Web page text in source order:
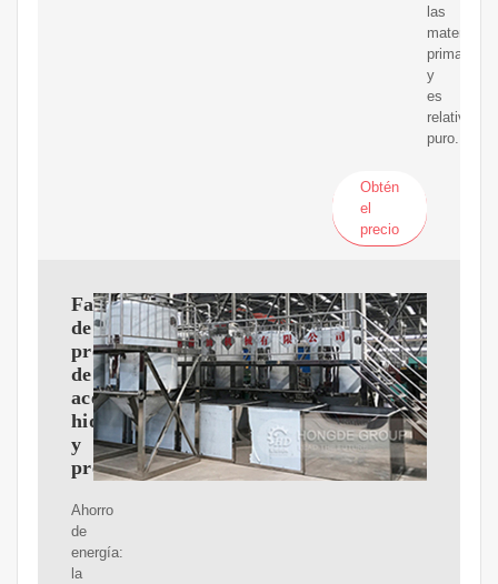
las
materias
primas
y
es
puro.
Obtén
el
precio
Fabricante
de
prensas
de
aceite
hidráulico
y
prensas
Ahorro
de
energía:
la